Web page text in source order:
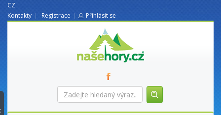
CZ
Kontakty
Registrace Přihlásit se
nasehory.cz
Zadejte
hledaný